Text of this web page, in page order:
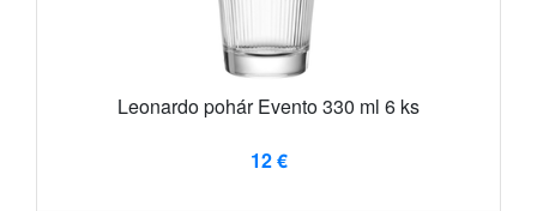
Leonardo pohár Evento 330 ml 6 ks
12 €